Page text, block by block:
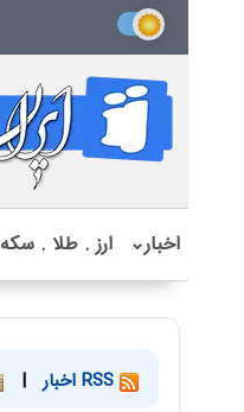
اخبار⌄ ارز . طلا . سکه
|